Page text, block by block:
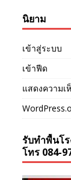
นิยาม
เข้าสู่ระบบ
เข้าฟีด
แสดงความเ
รับทำพื้นโ
โทร 084-